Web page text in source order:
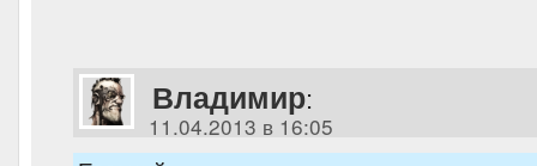
Владимир:
11.04.2013 в 16:05